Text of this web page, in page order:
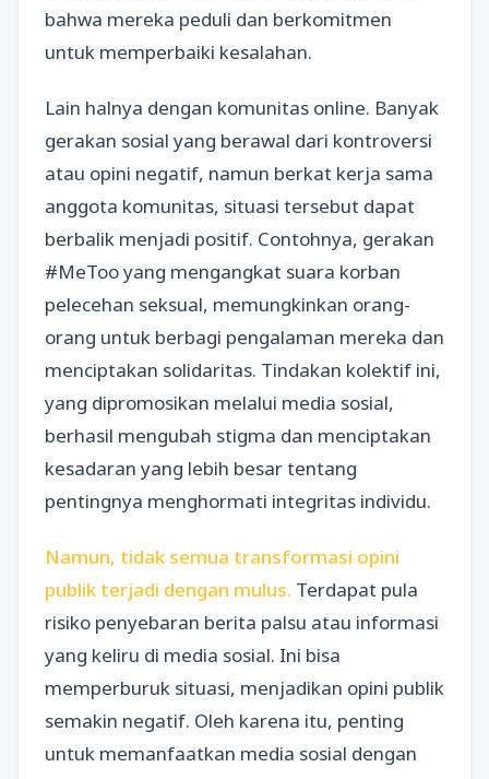
bahwa mereka peduli dan berkomitmen
untuk memperbaiki kesalahan.
Lain halnya dengan komunitas online. Banyak
gerakan sosial yang berawal dari kontroversi
atau opini negatif, namun berkat kerja sama
anggota komunitas, situasi tersebut dapat
berbalik menjadi positif. Contohnya, gerakan
#MeToo yang mengangkat suara korban
pelecehan seksual, memungkinkan orang-
orang untuk berbagi pengalaman mereka dan
menciptakan solidaritas. Tindakan kolektif ini,
yang dipromosikan melalui media sosial,
berhasil mengubah stigma dan menciptakan
kesadaran yang lebih besar tentang
pentingnya menghormati integritas individu.
Namun, tidak semua transformasi opini
publik terjadi dengan mulus. Terdapat pula
risiko penyebaran berita palsu atau informasi
yang keliru di media sosial. Ini bisa
memperburuk situasi, menjadikan opini publik
semakin negatif. Oleh karena itu, penting
untuk memanfaatkan media sosial dengan